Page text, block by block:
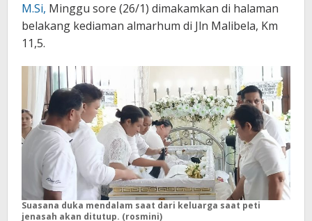
M.Si, Minggu sore (26/1) dimakamkan di halaman
belakang kediaman almarhum di Jln Malibela, Km
11,5.
Suasana duka mendalam saat dari keluarga saat peti
jenasah akan ditutup. (rosmini)